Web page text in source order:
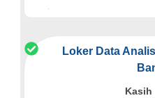
Loker Data
Kasih